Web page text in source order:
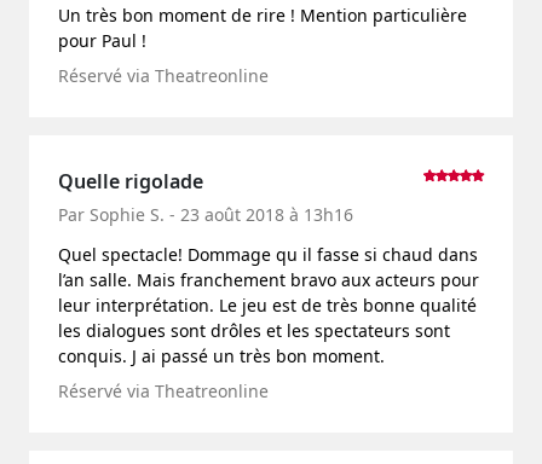
Un très bon moment de rire ! Mention particulière
pour Paul !
Réservé via Theatreonline
Quelle rigolade
Par Sophie S. - 23 août 2018 à 13h16
Quel spectacle! Dommage qu il fasse si chaud dans
l’an salle. Mais franchement bravo aux acteurs pour
leur interprétation. Le jeu est de très bonne qualité
les dialogues sont drôles et les spectateurs sont
conquis. J ai passé un très bon moment.
Réservé via Theatreonline